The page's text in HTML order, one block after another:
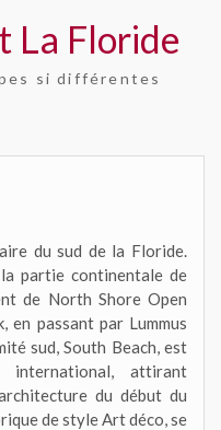
La Floride
si différentes
du sud de la Floride.
partie continentale de
de North Shore Open
en passant par Lummus
sud, South Beach, est
international, attirant
du début du
de style Art déco, se